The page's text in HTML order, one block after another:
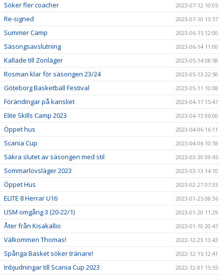
Söker fler coacher 2023-07-12 10:05
Re-signed 2023-07-10 13:57
Summer Camp 2023-06-15 12:00
Säsongsavslutning 2023-06-14 11:00
Kallade till Zonläger 2023-05-14 08:58
Rosman klar för säsongen 23/24 2023-05-13 22:50
Göteborg Basketball Festival 2023-05-11 10:08
Förändingar på kansliet 2023-04-17 15:47
Elite Skills Camp 2023 2023-04-13 06:00
Öppet hus 2023-04-06 16:11
Scania Cup 2023-04-06 10:18
Säkra slutet av säsongen med stil 2023-03-30 09:45
Sommarlovsläger 2023 2023-03-13 14:10
Öppet Hus 2023-02-27 07:33
ELITE 8 Herrar U16 2023-01-25 08:36
USM omgång 3 (20-22/1) 2023-01-20 11:29
Åter från Kisakallio 2023-01-10 20:47
Välkommen Thomas! 2022-12-23 13:43
Spånga Basket söker tränare! 2022-12-15 12:41
Inbjudningar till Scania Cup 2023 2022-12-01 15:55